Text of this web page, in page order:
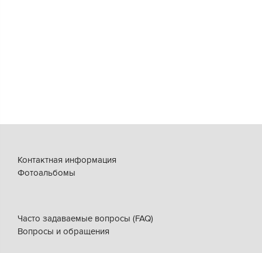
Контактная информация
Фотоальбомы
Часто задаваемые вопросы (FAQ)
Вопросы и обращения